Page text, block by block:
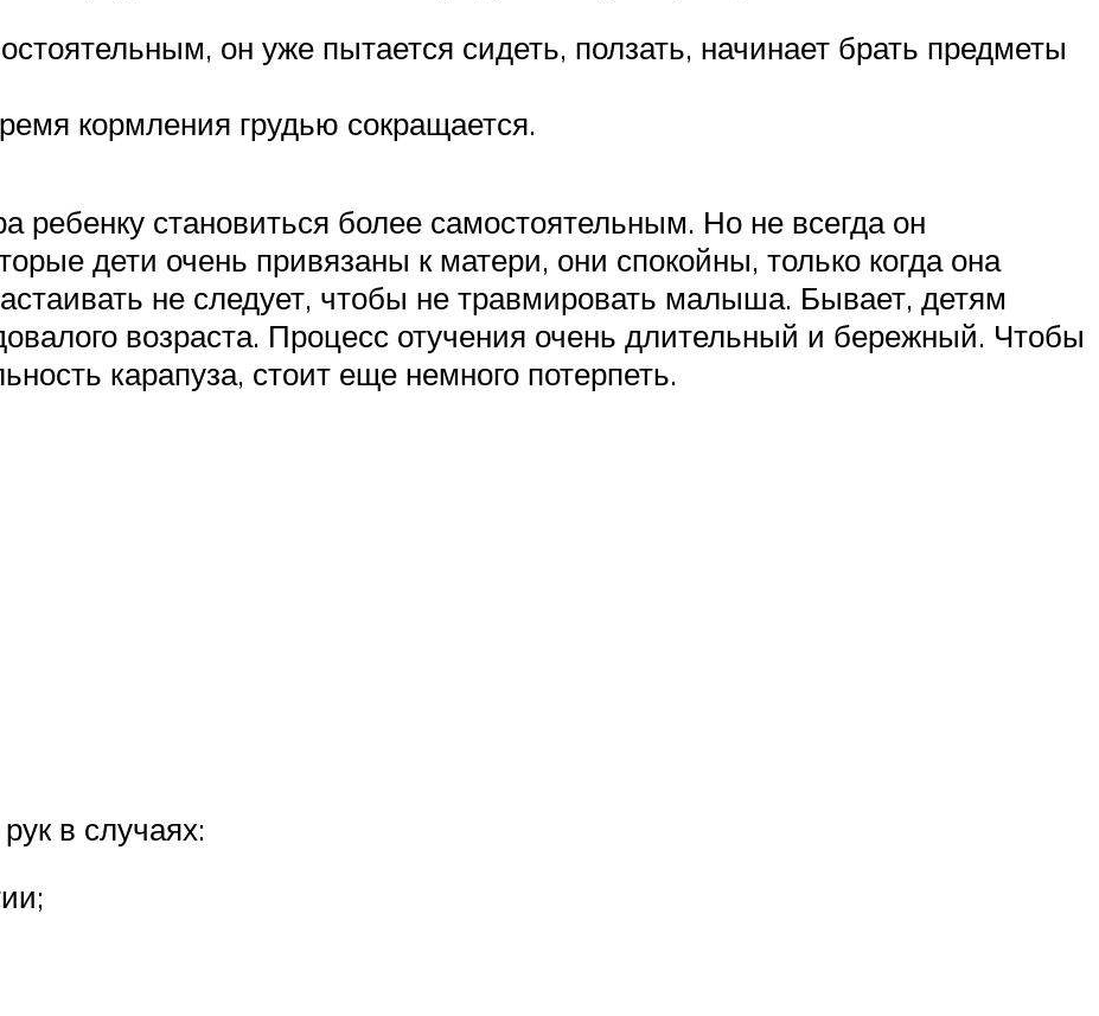
он уже пытается сидеть, ползать, начинает брать предметы
кормления грудью сокращается.
ребенку становиться более самостоятельным. Но не всегда он
дети очень привязаны к матери, они спокойны, только когда она
не следует, чтобы не травмировать малыша. Бывает, детям
возраста. Процесс отучения очень длительный и бережный. Чтобы
карапуза, стоит еще немного потерпеть.
в случаях: